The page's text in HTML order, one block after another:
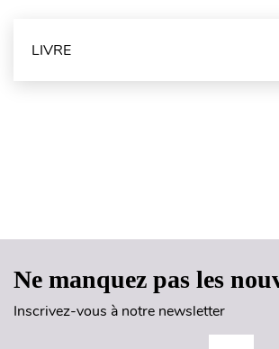
LIVRE
Ne manquez pas les
Inscrivez-vous à notre newsletter